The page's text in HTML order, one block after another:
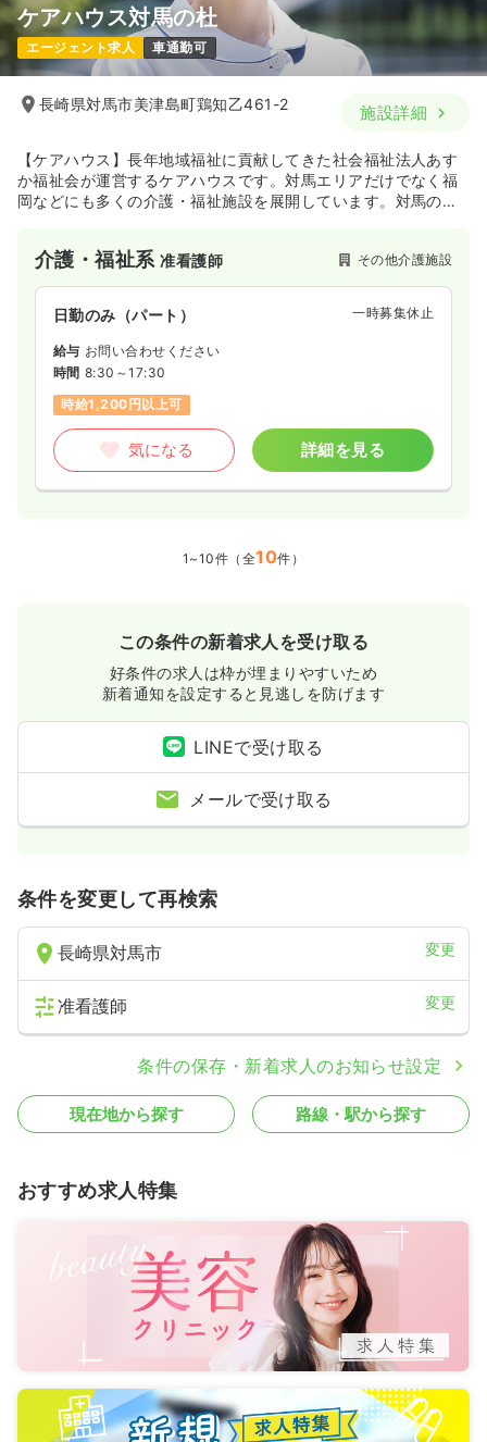
ケアハウス対馬の杜
エージェント求人 車通勤可
長崎県対馬市美津島町鶏知乙461-2 施設詳細
【ケアハウス】長年地域福祉に貢献してきた社会福祉法人あす
か福祉会が運営するケアハウスです。対馬エリアだけでなく福
岡などにも多くの介護・福祉施設を展開しています。対馬の豊
います。
介護・福祉系准看護師 その他介護施設
日勤のみ（パート） 一時募集休止
給与 お問い合わせください
時間 8:30～17:30
時給1,200円以上可
気になる 詳細を見る
1~10件（全10件）
この条件の新着求人を受け取る
好条件の求人は枠が埋まりやすいため
新着通知を設定すると見逃しを防げます
LINEで受け取る
メールで受け取る
条件を変更して再検索
長崎県対馬市 変更
准看護師 変更
条件の保存・新着求人のお知らせ設定
現在地から探す 路線・駅から探す
おすすめ求人特集